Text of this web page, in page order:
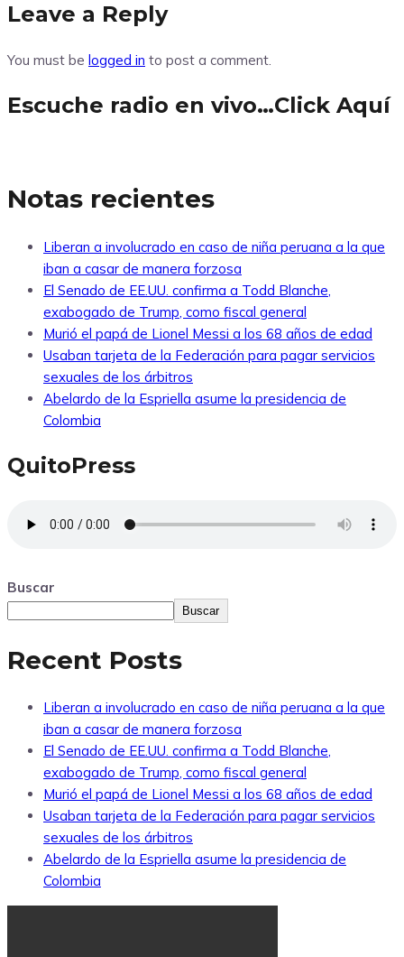
Leave a Reply
You must be logged in to post a comment.
Escuche radio en vivo…Click Aquí
Notas recientes
Liberan a involucrado en caso de niña peruana a la que
iban a casar de manera forzosa
El Senado de EE.UU. confirma a Todd Blanche,
exabogado de Trump, como fiscal general
Murió el papá de Lionel Messi a los 68 años de edad
Usaban tarjeta de la Federación para pagar servicios
sexuales de los árbitros
Abelardo de la Espriella asume la presidencia de
Colombia
QuitoPress
Buscar
Buscar
Recent Posts
Liberan a involucrado en caso de niña peruana a la que
iban a casar de manera forzosa
El Senado de EE.UU. confirma a Todd Blanche,
exabogado de Trump, como fiscal general
Murió el papá de Lionel Messi a los 68 años de edad
Usaban tarjeta de la Federación para pagar servicios
sexuales de los árbitros
Abelardo de la Espriella asume la presidencia de
Colombia